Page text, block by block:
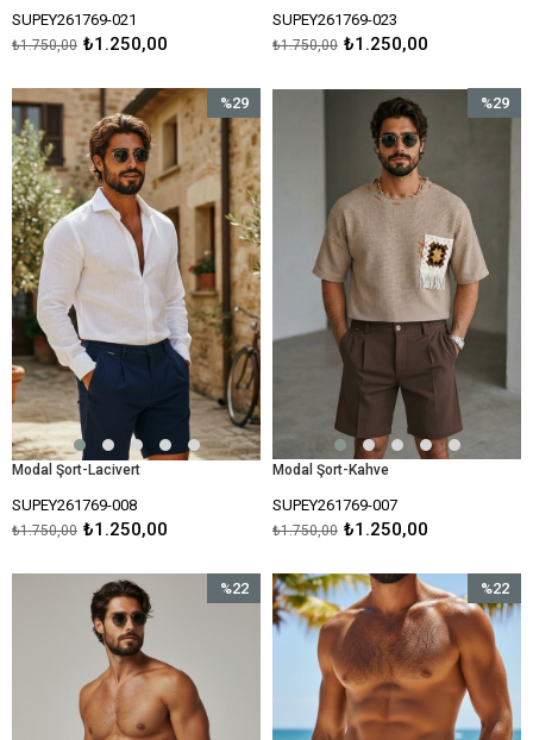
SUPEY261769-021
₺1.250,00
₺1.750,00
SUPEY261769-023
₺1.250,00
₺1.750,00
Modal Şort-Lacivert
SUPEY261769-008
₺1.250,00
₺1.750,00
%29
İndirim
%29İndirim
Modal Şort-Kahve
SUPEY261769-007
₺1.250,00
₺1.750,00
%29
%22
%22
İndirim